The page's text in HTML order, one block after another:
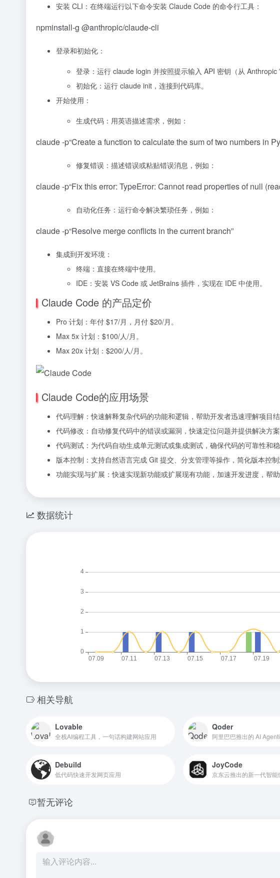
安装 CLI：在终端运行以下命令安装 Claude Code 的命令行工具：
npminstall-g @anthropic/claude-cli
登录和初始化：
登录：运行 claude login 并按照提示输入 API 密钥（从 Anthropic
初始化：运行 claude init，连接到代码库。
开始使用：
生成代码：用英语描述需求，例如：
claude-p“Create a function to calculate the sum of two numbers in
修复错误：描述错误或粘贴错误消息，例如：
claude-p“Fix this error: TypeError: Cannot read properties of null
自动化任务：运行命令解决繁琐任务，例如：
claude-p“Resolve merge conflicts in the current branch”
集成到开发环境：
终端：直接在终端中使用。
IDE：安装 VS Code 或 JetBrains 插件，实现在 IDE 中使用。
Claude Code 的产品定价
Pro 计划：年付 $17/月，月付 $20/月。
Max 5x 计划：$100/人/月。
Max 20x 计划：$200/人/月。
Claude Code的应用场景
代码理解：快速解释复杂代码的功能和逻辑，帮助开发者迅速理解项目结
代码修改：自动修复代码中的错误或漏洞，快速定位问题并提供解决方案
代码测试：为代码自动生成单元测试或集成测试，确保代码的可靠性和稳
版本控制：支持自然语言完成 Git 提交、分支管理等操作，简化版本控制
功能实现与扩展：快速实现新功能或扩展现有功能，加速开发进度，帮助
数据统计
相关导航
Lovable
全栈AI编程工具，一句话构建网站应用
Qoder
阿里巴巴推出的 AI
Debuild
低代码快速开发网页应用
JoyCode
京东云推出的新一代智能
暂无评论